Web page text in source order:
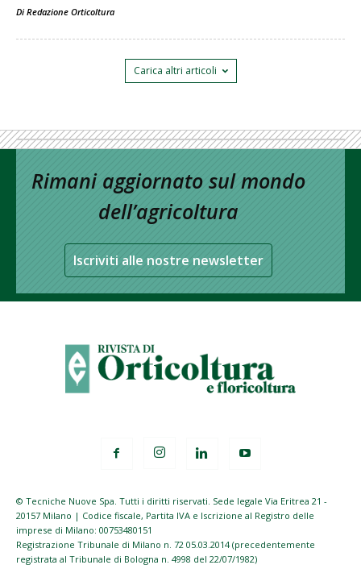
Di Redazione Orticoltura
Carica altri articoli
Rimani aggiornato sul mondo
dell’agricoltura
Iscriviti alle nostre newsletter
© Tecniche Nuove Spa. Tutti i diritti riservati. Sede legale Via Eritrea 21 -
20157 Milano | Codice fiscale, Partita IVA e Iscrizione al Registro delle
imprese di Milano: 00753480151
Registrazione Tribunale di Milano n. 72 05.03.2014 (precedentemente
registrata al Tribunale di Bologna n. 4998 del 22/07/1982)